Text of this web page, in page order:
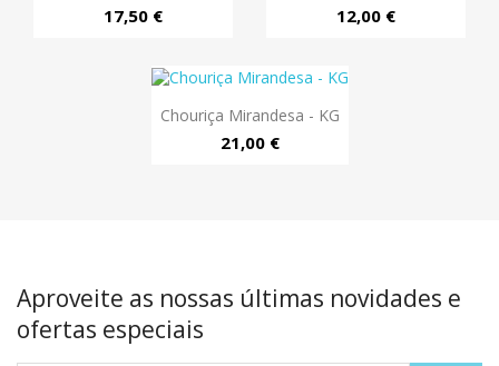
17,50 € 12,00 €
Chouriça Mirandesa - KG
21,00 €
Aproveite as nossas últimas novidades e
ofertas especiais